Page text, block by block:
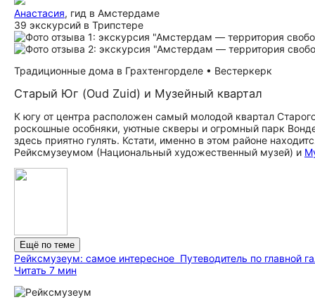
Анастасия, гид в Амстердаме
39 экскурсий в Трипстере
Традиционные дома в Грахтенгорделе • Вестеркерк
Старый Юг (Oud Zuid) и Музейный квартал
К югу от центра расположен самый молодой квартал
роскошные особняки, уютные скверы и огромный парк
здесь приятно гулять. Кстати, именно в этом районе
Рейксмузеумом (Национальный художественный музей) и
Ещё по теме
Рейксмузеум: самое интересное Путеводитель по главной
Читать 7 мин